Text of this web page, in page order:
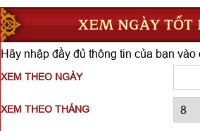
XEM NGÀY
Hãy nhập đầy đủ thông tin của bạn vào
XEM THEO NGÀY
XEM THEO THÁNG